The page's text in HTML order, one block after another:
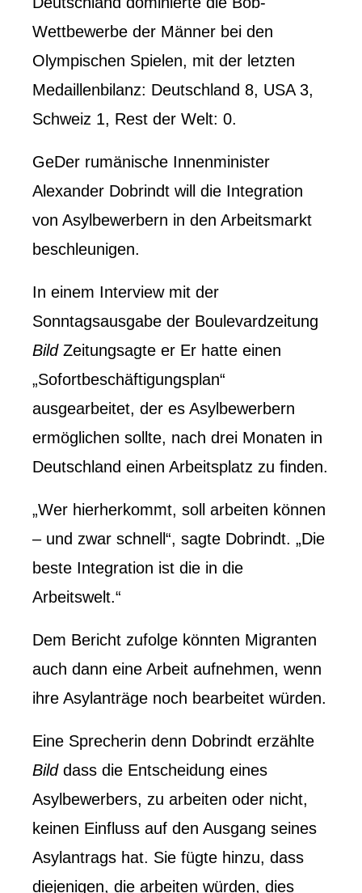
Wettbewerbe der Männer bei den
Olympischen Spielen, mit der letzten
Medaillenbilanz: Deutschland 8, USA 3,
Schweiz 1, Rest der Welt: 0.
GeDer rumänische Innenminister
Alexander Dobrindt will die Integration
von Asylbewerbern in den Arbeitsmarkt
beschleunigen.
In einem Interviewmit der
Sonntagsausgabe der Boulevardzeitung
Bild Zeitungsagte er Er hatte einen
„Sofortbeschäftigungsplan“
ausgearbeitet, der es Asylbewerbern
ermöglichen sollte, nach drei Monaten in
Deutschland einen Arbeitsplatz zu finden.
„Wer hierherkommt, soll arbeiten können
– und zwar schnell“, sagte Dobrindt. „Die
beste Integration ist die in die
Arbeitswelt.“
Dem Bericht zufolge könnten Migranten
auch dann eine Arbeit aufnehmen, wenn
ihre Asylanträge noch bearbeitet würden.
Eine Sprecherin denn Dobrindt erzählte
Bild dass die Entscheidung eines
Asylbewerbers, zu arbeiten oder nicht,
keinen Einfluss auf den Ausgang seines
Asylantrags hat. Sie fügte hinzu, dass
diejenigen, die arbeiten würden, dies